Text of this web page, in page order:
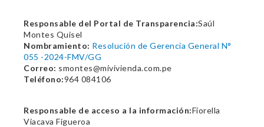
Responsable del Portal de Transparencia:Saúl
Montes Quisel
Nombramiento: Resolución de Gerencia General N°
055 -2024-FMV/GG
Correo: smontes@mivivienda.com.pe
Teléfono:964 084106
Responsable de acceso a la información:Fiorella
Viacava Figueroa